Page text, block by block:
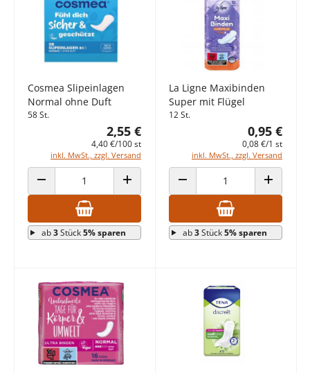
Cosmea Slipeinlagen
Normal ohne Duft
58 St.
2,55 €
4,40 €/100 st
inkl. MwSt., zzgl. Versand
ANZAHL VERRINGERN ANZAHL ERHÖHEN
ab3Stück5% sparen
La Ligne Maxibinden
Super mit Flügel
12 St.
0,95 €
0,08 €/1 st
inkl. MwSt., zzgl. Versand
ANZAHL VERRINGERN ANZAHL
ab3Stück5% sparen